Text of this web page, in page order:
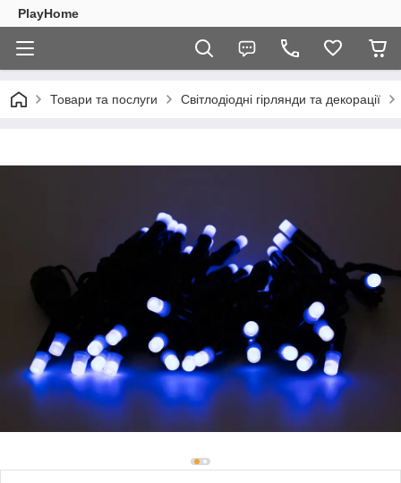
PlayHome
Товари та послуги Світлодіодні гірлянди та декорації